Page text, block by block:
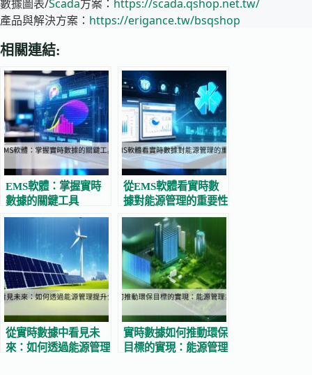
數據圖表/Scada方案： https://scada.qshop.net.tw/
產品與解決方案： https://erigance.tw/bsqshop
相關連結:
EMS軟體：掌握實時
數據的關鍵工具
從EMS軟體看實時數
據對能源管理的重要性
從實時數據中看見未
來：如何透過能源管理
實時數據如何推動環保
目標的實現：能源管理